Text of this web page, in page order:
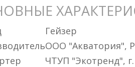
Гейзер
ООО "Акватория",
ЧТУП "Экотренд",